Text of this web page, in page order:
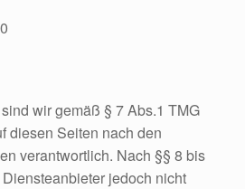
wir gemäß § 7 Abs.1 TMG
diesen Seiten nach den
verantwortlich. Nach §§ 8 bis
jedoch nicht